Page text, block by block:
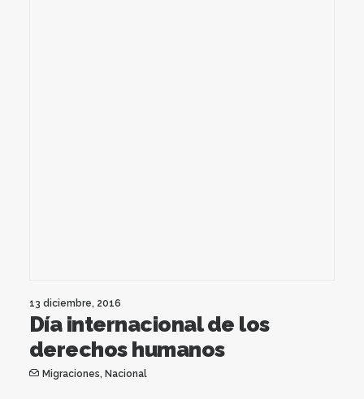
13 diciembre, 2016
Día internacional de los
derechos humanos
Migraciones, Nacional